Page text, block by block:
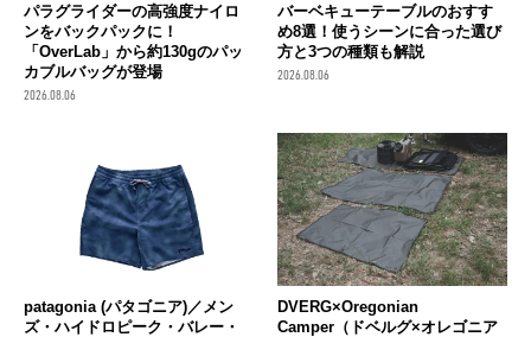
パラグライダーの高強度ナイロ
ンをバックパックに！
「OverLab」から約130gのパッ
カブルバッグが登場
2026.08.06
バーベキューテーブルのおすす
め8選！使うシーンに合った選び
方と3つの種類も解説
2026.08.06
patagonia (パタゴニア)／メン
ズ・ハイドロピーク・バレー・
DVERG×Oregonian
Camper（ドベルグ×オレゴニア